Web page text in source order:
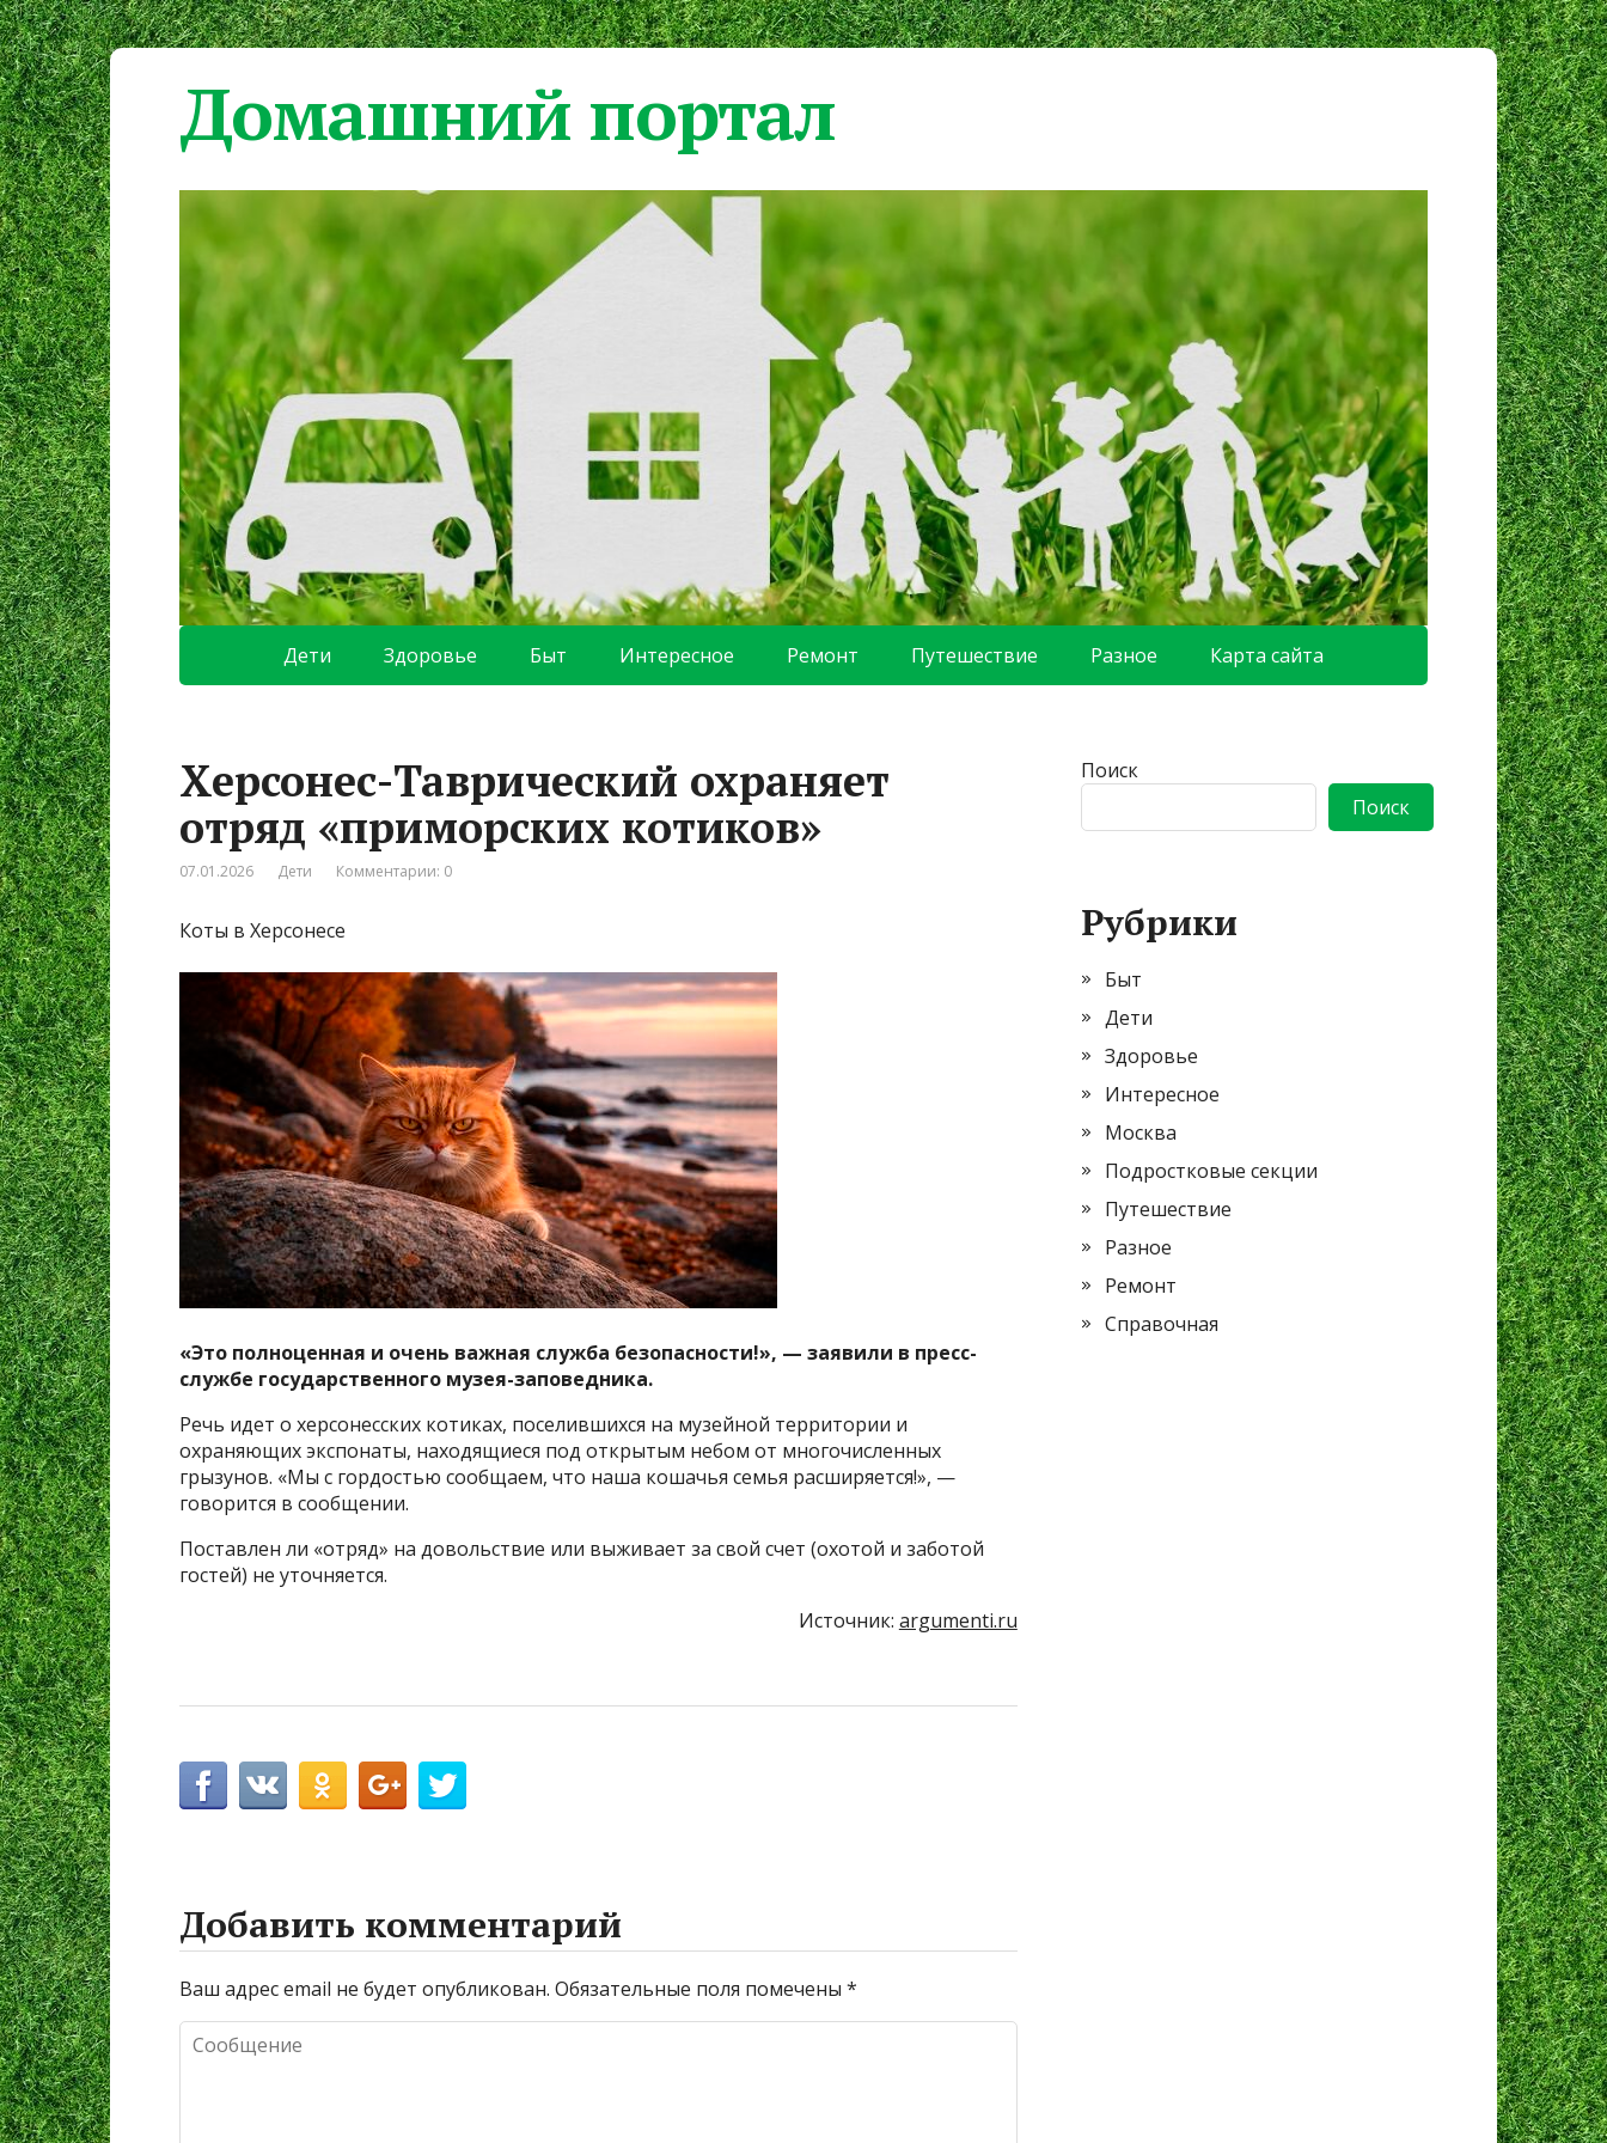
Домашний портал
Дети Здоровье Быт Интересное Ремонт Путешествие Разное Карта сайта
Херсонес-Таврический охраняет
отряд «приморских котиков»
07.01.2026 Дети Комментарии: 0
Коты в Херсонесе
«Это полноценная и очень важная служба безопасности!», — заявили в пресс-
службе государственного музея-заповедника.
Речь идет о херсонесских котиках, поселившихся на музейной территории и
охраняющих экспонаты, находящиеся под открытым небом от многочисленных
грызунов. «Мы с гордостью сообщаем, что наша кошачья семья расширяется!», —
говорится в сообщении.
Поставлен ли «отряд» на довольствие или выживает за свой счет (охотой и заботой
гостей) не уточняется.
Источник: argumenti.ru
Добавить комментарий
Ваш адрес email не будет опубликован. Обязательные поля помечены *
Поиск
Поиск
Рубрики
Быт
Дети
Здоровье
Интересное
Москва
Подростковые секции
Путешествие
Разное
Ремонт
Справочная